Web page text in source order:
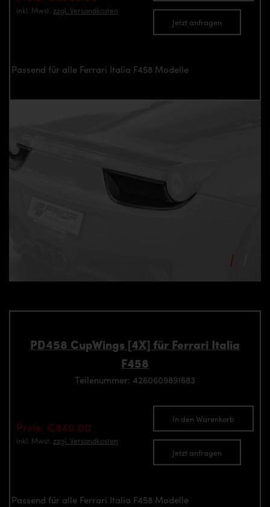
inkl. Mwst. zzgl. Versandkosten
Jetzt anfragen
Passend für alle Ferrari Italia F458 Modelle
PD458 CupWings [4X] für Ferrari Italia
F458
Teilenummer: 4260609891683
Preis: €840.00
inkl. Mwst. zzgl. Versandkosten
In den Warenkorb
Jetzt anfragen
Passend für alle Ferrari Italia F458 Modelle